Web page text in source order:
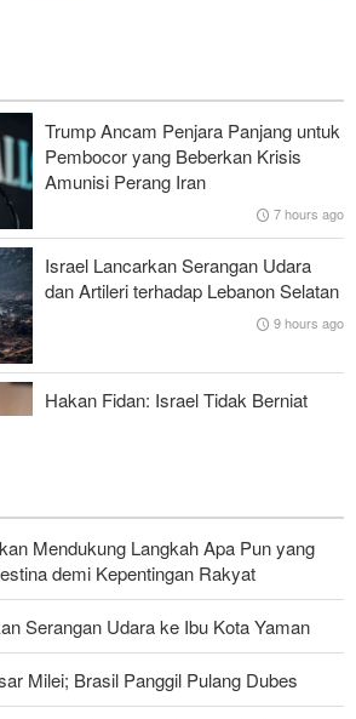
dalam Kondisi Siaga Penuh
Terjepit di Antara Iran dan Ansarullah,
Iran Lebih Unggul daripada Sistem
Senjata dalam perang melawan
Trump Ancam Penjara Panjang untuk
Pembocor yang Beberkan Krisis
Amunisi Perang Iran
7 hours ago
Israel Lancarkan Serangan Udara
dan Artileri terhadap Lebanon Selatan
9 hours ago
Hakan Fidan: Israel Tidak Berniat
Mendukung Langkah Apa Pun yang
demi Kepentingan Rakyat
Serangan Udara ke Ibu Kota Yaman
Milei; Brasil Panggil Pulang Dubes